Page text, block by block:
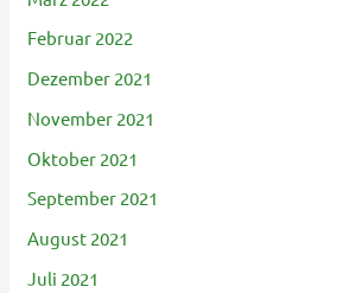
Februar 2022
Dezember 2021
November 2021
Oktober 2021
September 2021
August 2021
Juli 2021